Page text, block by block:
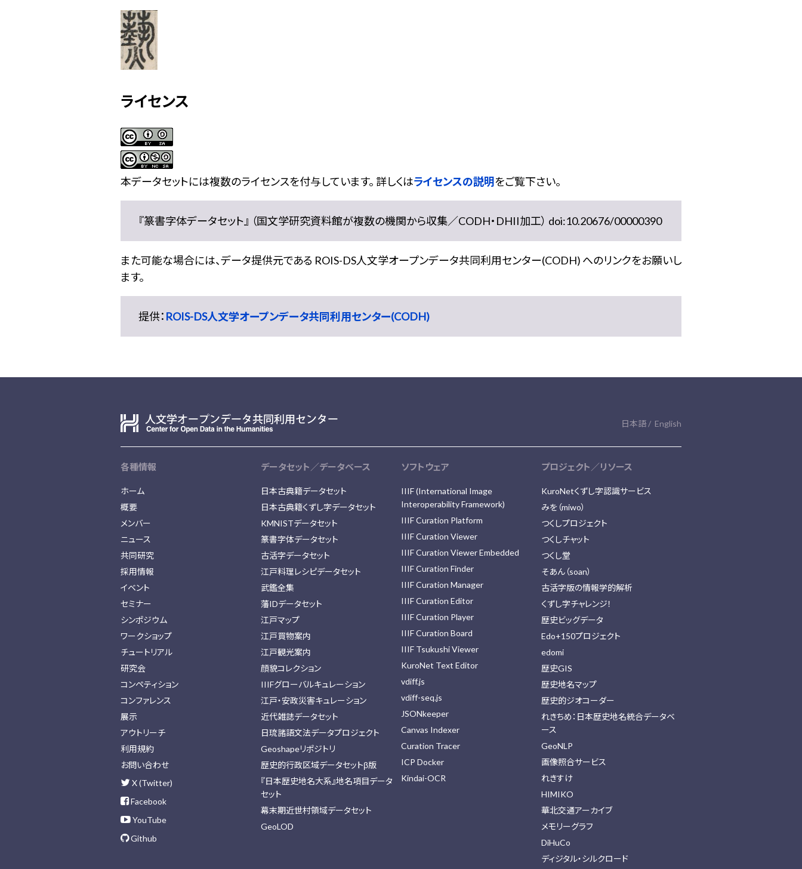
ライセンス
本データセットには複数のライセンスを付与しています。 詳しくはライセンスの説明をご覧下さい。
『篆書字体データセット』 （国文学研究資料館が複数の機関から収集／CODH・DHII加工） doi:10.20676/00000390
また可能な場合には、データ提供元である ROIS-DS人文学オープンデータ共同利用センター(CODH) へのリンクをお願いし
ます。
提供： ROIS-DS人文学オープンデータ共同利用センター(CODH)
日本語 English
各種情報
ホーム
概要
メンバー
ニュース
共同研究
採用情報
イベント
セミナー
シンポジウム
ワークショップ
チュートリアル
研究会
コンペティション
コンファレンス
展示
アウトリーチ
利用規約
お問い合わせ
X (Twitter)
Facebook
YouTube
Github
データセット／データベース
日本古典籍データセット
日本古典籍くずし字データセット
KMNISTデータセット
篆書字体データセット
古活字データセット
江戸料理レシピデータセット
武鑑全集
藩IDデータセット
江戸マップ
江戸買物案内
江戸観光案内
顔貌コレクション
IIIFグローバルキュレーション
江戸・安政災害キュレーション
近代雑誌データセット
日琉諸語文法データプロジェクト
Geoshapeリポジトリ
歴史的行政区域データセットβ版
『日本歴史地名大系』地名項目データ
セット
幕末期近世村領域データセット
GeoLOD
ソフトウェア
IIIF (International Image
Interoperability Framework)
IIIF Curation Platform
IIIF Curation Viewer
IIIF Curation Viewer Embedded
IIIF Curation Finder
IIIF Curation Manager
IIIF Curation Editor
IIIF Curation Player
IIIF Curation Board
IIIF Tsukushi Viewer
KuroNet Text Editor
vdiff.js
vdiff-seq.js
JSONkeeper
Canvas Indexer
Curation Tracer
ICP Docker
Kindai-OCR
プロジェクト／リソース
KuroNetくずし字認識サービス
みを（miwo）
つくしプロジェクト
つくしチャット
つくし堂
そあん（soan）
古活字版の情報学的解析
くずし字チャレンジ！
歴史ビッグデータ
Edo+150プロジェクト
edomi
歴史GIS
歴史地名マップ
歴史的ジオコーダー
れきちめ：日本歴史地名統合データベ
ース
GeoNLP
画像照合サービス
れきすけ
HIMIKO
華北交通アーカイブ
メモリーグラフ
DiHuCo
ディジタル・シルクロード